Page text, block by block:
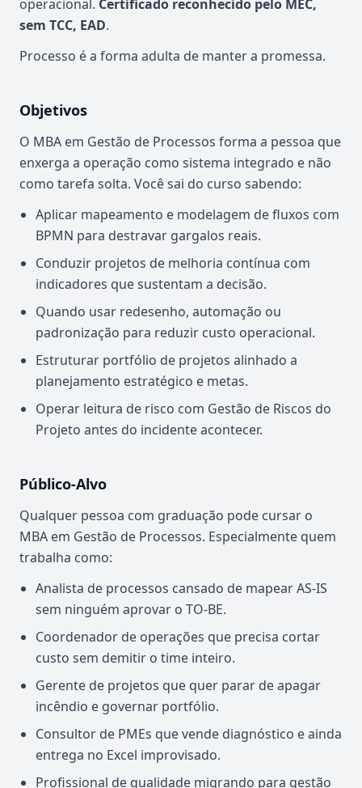
operacional. Certificado reconhecido pelo MEC,
sem TCC, EAD.
Processo é a forma adulta de manter a promessa.
Objetivos
O MBA em Gestão de Processos forma a pessoa que
enxerga a operação como sistema integrado e não
como tarefa solta. Você sai do curso sabendo:
Aplicar mapeamento e modelagem de fluxos com
BPMN para destravar gargalos reais.
Conduzir projetos de melhoria contínua com
indicadores que sustentam a decisão.
Quando usar redesenho, automação ou
padronização para reduzir custo operacional.
Estruturar portfólio de projetos alinhado a
planejamento estratégico e metas.
Operar leitura de risco com Gestão de Riscos do
Projeto antes do incidente acontecer.
Público-Alvo
Qualquer pessoa com graduação pode cursar o
MBA em Gestão de Processos. Especialmente quem
trabalha como:
Analista de processos cansado de mapear AS-IS
sem ninguém aprovar o TO-BE.
Coordenador de operações que precisa cortar
custo sem demitir o time inteiro.
Gerente de projetos que quer parar de apagar
incêndio e governar portfólio.
Consultor de PMEs que vende diagnóstico e ainda
entrega no Excel improvisado.
Profissional de qualidade migrando para gestão